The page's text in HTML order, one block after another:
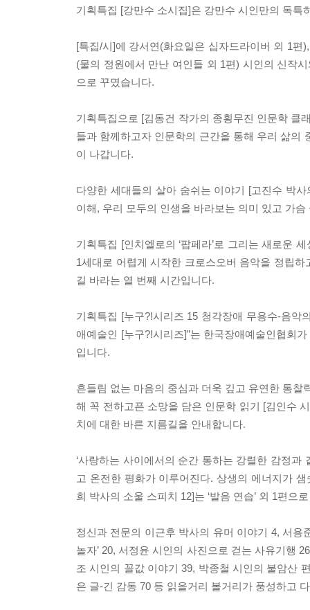
기획특집 [강만수 소시집]은 강만수 시인만의 독
[특집/시]에 강서연(화요일은 십자드라이버 외 1
(물의 정원에서 만난 여인들 외 1편) 시인의 신작
으로 꾸몄습니다.
기획특집으로 [김동건 작가의 종횡무진 인문학 클
들과 함께하고자 인문학의 근간을 통해 우리 삶의
이 나갑니다.
다양한 세대들의 살아 숨쉬는 이야기 [고진수 박
이해, 우리 모두의 인생을 바라보는 의미 있고 가
기획특집 [인치엘로의 ‘팝페라’로 그리는 새로운
1세대로 어렵게 시작한 크로스오버 음악을 정립
길 바라는 열 번째 시간입니다.
기획특집 [누구?!시리즈 15 청각장애 무용수-음악
애예술인 [누구?!시리즈]”는 한국장애예술인협회
입니다.
흔들림 없는 마음의 중심과 더욱 깊고 유연한 통
해 꼭 전하고픈 소망을 담은 인문학 읽기 [김인수
치에 대한 바른 지름길을 안내합니다.
‘사랑하는 사이에서의 순간 통하는 강렬한 감정
고 온전한 평화가 이루어진다. 상생의 에너지가
희 박사의 소울 스피치 12]는 ‘발음 연습’ 외 1편으
정신과 전문의 이근후 박사의 유머 이야기 4, 서용
놀자’ 20, 서정윤 시인의 사진으로 걷는 사유기행
조 시인의 꼴값 이야기 39, 박종철 시인의 불암산
은 글-긴 감동 70 등 읽을거리 볼거리가 풍성하고